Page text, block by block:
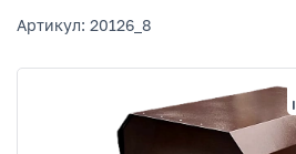
Артикул: 20126_8